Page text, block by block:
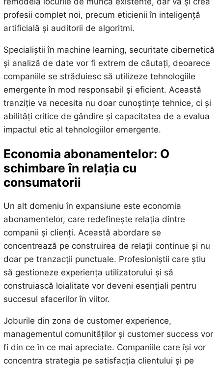
profesii complet noi, precum eticienii în inteligență
artificială și auditorii de algoritmi.
Specialiștii în machine learning, securitate cibernetică
și analiză de date vor fi extrem de căutați, deoarece
companiile se străduiesc să utilizeze tehnologiile
emergente în mod responsabil și eficient. Această
tranziție va necesita nu doar cunoștințe tehnice, ci și
abilități critice de gândire și capacitatea de a evalua
impactul etic al tehnologiilor emergente.
Economia abonamentelor: O
schimbare în relația cu
consumatorii
Un alt domeniu în expansiune este economia
abonamentelor, care redefinește relația dintre
companii și clienți. Această abordare se
concentrează pe construirea de relații continue și nu
doar pe tranzacții punctuale. Profesioniștii care știu
să gestioneze experiența utilizatorului și să
construiască loialitate vor deveni esențiali pentru
succesul afacerilor în viitor.
Joburile din zona de customer experience,
managementul comunităților și customer success vor
fi din ce în ce mai apreciate. Companiile care își vor
concentra strategia pe satisfacția clientului și pe